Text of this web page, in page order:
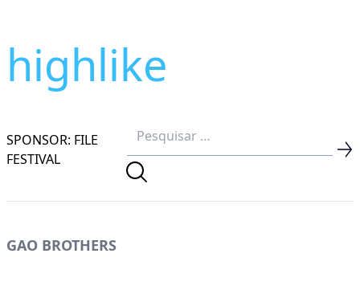
highlike
SPONSOR: FILE
FESTIVAL
GAO BROTHERS